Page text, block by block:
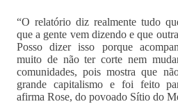
“O relatório diz realmente tudo
que a gente vem dizendo e que
Posso dizer isso porque
muito de não ter corte nem
comunidades, pois mostra que
grande capitalismo e foi feito
afirma Rose, do povoado Sítio do